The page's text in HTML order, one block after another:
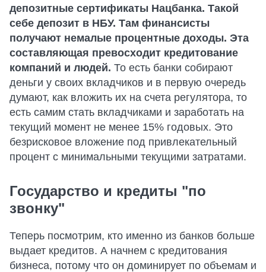
депозитные сертификаты Нацбанка. Такой
себе депозит в НБУ. Там финансисты
получают немалые процентные доходы. Эта
составляющая превосходит кредитование
компаний и людей. То есть банки собирают
деньги у своих вкладчиков и в первую очередь
думают, как вложить их на счета регулятора, то
есть самим стать вкладчиками и заработать на
текущий момент не менее 15% годовых. Это
безрисковое вложение под привлекательный
процент с минимальными текущими затратами.
Государство и кредиты "по
звонку"
Теперь посмотрим, кто именно из банков больше
выдает кредитов. А начнем с кредитования
бизнеса, потому что он доминирует по объемам и